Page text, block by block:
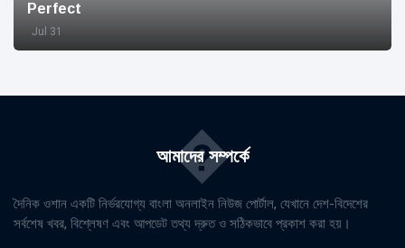
Perfect
Jul 31
আমাদের সম্পর্কে
�
দৈনিক ওশান একটি নির্ভরযোগ্য বাংলা অনলাইন নিউজ পোর্টাল, যেখানে দেশ-বিদেশের
সর্বশেষ খবর, বিশ্লেষণ এবং আপডেট তথ্য দ্রুত ও সঠিকভাবে প্রকাশ করা হয়।